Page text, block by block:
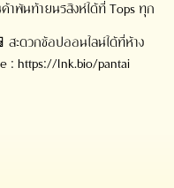
พันท้ายนรสิงห์ได้ที่ Tops ทุก
ะดวกช้อปออนไลน์ได้ที่ห้าง
: https://lnk.bio/pantai